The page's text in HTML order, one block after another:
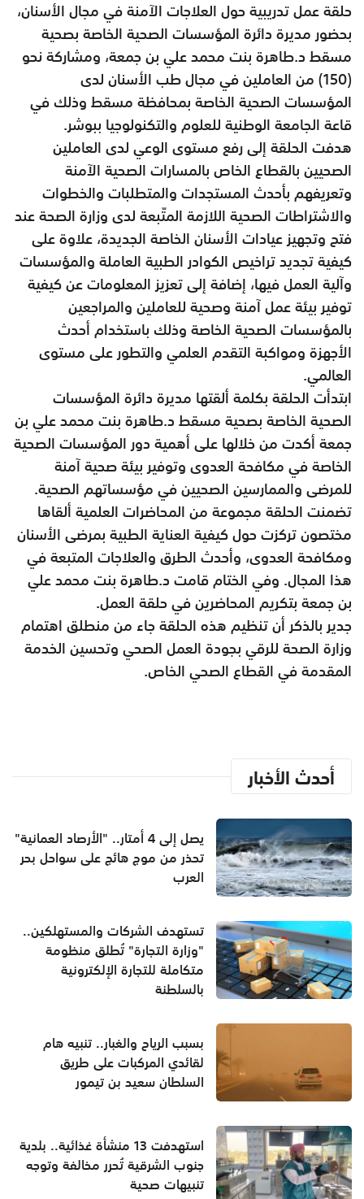
حلقة عمل تدريبية حول العلاجات الآمنة في مجال الأسنان،
بحضور مديرة دائرة المؤسسات الصحية الخاصة بصحية
مسقط د.طاهرة بنت محمد علي بن جمعة، ومشاركة نحو
(150) من العاملين في مجال طب الأسنان لدى
المؤسسات الصحية الخاصة بمحافظة مسقط وذلك في
قاعة الجامعة الوطنية للعلوم والتكنولوجيا ببوشر.
هدفت الحلقة إلى رفع مستوى الوعي لدى العاملين
الصحيين بالقطاع الخاص بالمسارات الصحية الآمنة
وتعريفهم بأحدث المستجدات والمتطلبات والخطوات
والاشتراطات الصحية اللازمة المتّبعة لدى وزارة الصحة عند
فتح وتجهيز عيادات الأسنان الخاصة الجديدة، علاوة على
كيفية تجديد تراخيص الكوادر الطبية العاملة والمؤسسات
وآلية العمل فيها، إضافة إلى تعزيز المعلومات عن كيفية
توفير بيئة عمل آمنة وصحية للعاملين والمراجعين
بالمؤسسات الصحية الخاصة وذلك باستخدام أحدث
الأجهزة ومواكبة التقدم العلمي والتطور على مستوى
العالمي.
ابتدأت الحلقة بكلمة ألقتها مديرة دائرة المؤسسات
الصحية الخاصة بصحية مسقط د.طاهرة بنت محمد علي بن
جمعة أكدت من خلالها على أهمية دور المؤسسات الصحية
الخاصة في مكافحة العدوى وتوفير بيئة صحية آمنة
للمرضى والممارسين الصحيين في مؤسساتهم الصحية.
تضمنت الحلقة مجموعة من المحاضرات العلمية ألقاها
مختصون تركزت حول كيفية العناية الطبية بمرضى الأسنان
ومكافحة العدوى، وأحدث الطرق والعلاجات المتبعة في
هذا المجال. وفي الختام قامت د.طاهرة بنت محمد علي
بن جمعة بتكريم المحاضرين في حلقة العمل.
جدير بالذكر أن تنظيم هذه الحلقة جاء من منطلق اهتمام
وزارة الصحة للرقي بجودة العمل الصحي وتحسين الخدمة
المقدمة في القطاع الصحي الخاص.
أحدث الأخبار
يصل إلى 4 أمتار.. "الأرصاد العمانية"
تحذر من موج هائج على سواحل بحر
العرب
تستهدف الشركات والمستهلكين..
"وزارة التجارة" تُطلق منظومة
متكاملة للتجارة الإلكترونية
بالسلطنة
بسبب الرياح والغبار.. تنبيه هام
لقائدي المركبات على طريق
السلطان سعيد بن تيمور
استهدفت 13 منشأة غذائية.. بلدية
جنوب الشرقية تُحرر مخالفة وتوجه
تنبيهات صحية